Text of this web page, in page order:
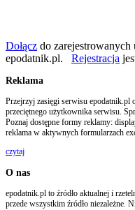
Dołącz do
epodatnik.pl. Rejestracja
Reklama
Przejrzyj zasięgi serwisu epodatnik.pl
przeciętnego użytkownika serwisu.
Poznaj dostępne formy reklamy:
reklama w aktywnych formularzach
czytaj
O nas
epodatnik.pl to źródło aktualnej i
przede wszystkim źródło niezależne.